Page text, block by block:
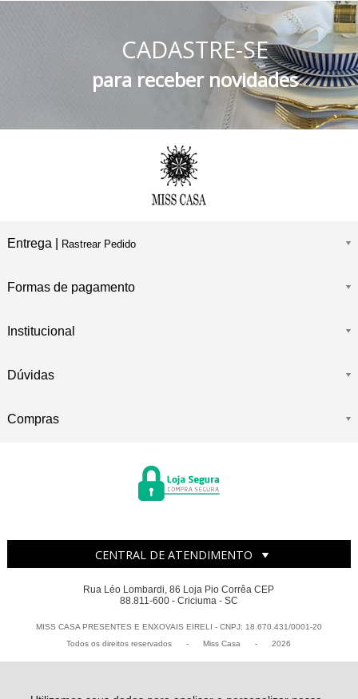
no Boleto Bancário e PIX
FRETE GRÁTIS Consulte o Regulamento
CADASTRE-SE
para receber novidades
Entrega | Rastrear Pedido
Formas de pagamento
Institucional
Dúvidas
Compras
CENTRAL DE ATENDIMENTO
Rua Léo Lombardi, 86 Loja Pio Corrêa CEP
88.811-600 - Criciuma - SC
MISS CASA PRESENTES E ENXOVAIS EIRELI - CNPJ: 18.670.431/0001-20
Todos os direitos reservados
- Miss Casa - 2026